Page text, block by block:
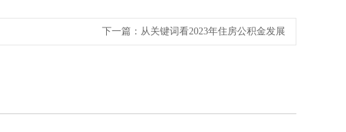
下一篇： 从关键词看2023年住房公积金发展